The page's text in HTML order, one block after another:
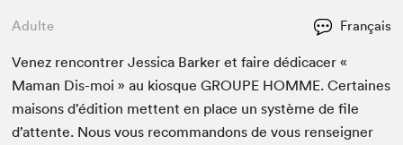
Adulte Français
Venez ren­con­tr­er Jes­si­ca Bark­er et faire dédi­cac­er «
Maman Dis-moi » au kiosqueGROUPE HOMME. Cer­taines
maisons d’édi­tion met­tent en place un sys­tème de file
d’at­tente. Nous vous recom­man­dons de vous ren­seign­er